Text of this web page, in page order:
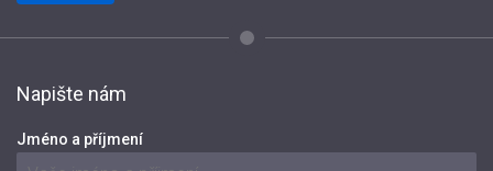
Napište nám
Jméno a příjmení